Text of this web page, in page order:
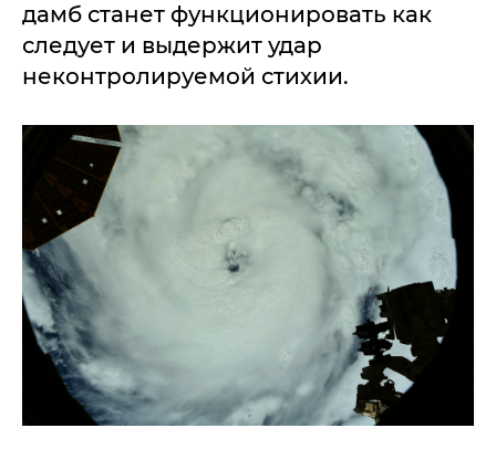
дамб станет функционировать как
следует и выдержит удар
неконтролируемой стихии.